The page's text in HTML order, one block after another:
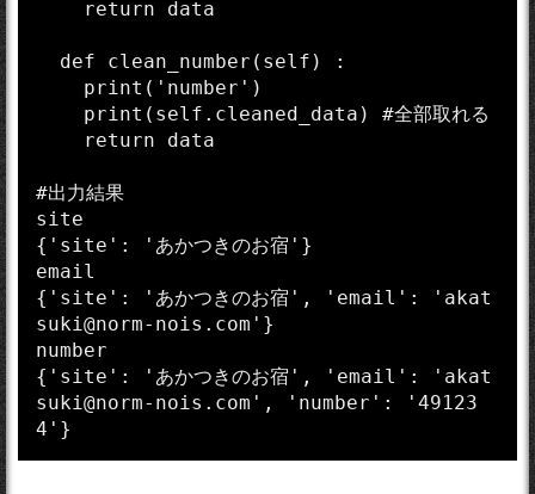
#出力結果
site
{'site': 'あかつきのお宿'}
email
{'site': 'あかつきのお宿', 'email': 'akat
suki@norm-nois.com'}
number
{'site': 'あかつきのお宿', 'email': 'akat
suki@norm-nois.com', 'number': '49123